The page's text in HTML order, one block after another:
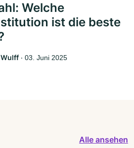
Welche
ist die beste
‧ 03. Juni 2025
Alle ansehen